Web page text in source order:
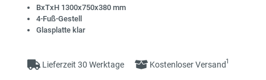
BxTxH 1300x750x380 mm
4-Fuß-Gestell
Glasplatte klar
Lieferzeit 30 Werktage Kostenloser Versand1